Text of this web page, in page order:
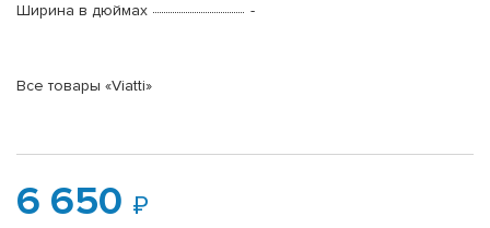
Ширина в дюймах
-
Все товары «Viatti»
6 650